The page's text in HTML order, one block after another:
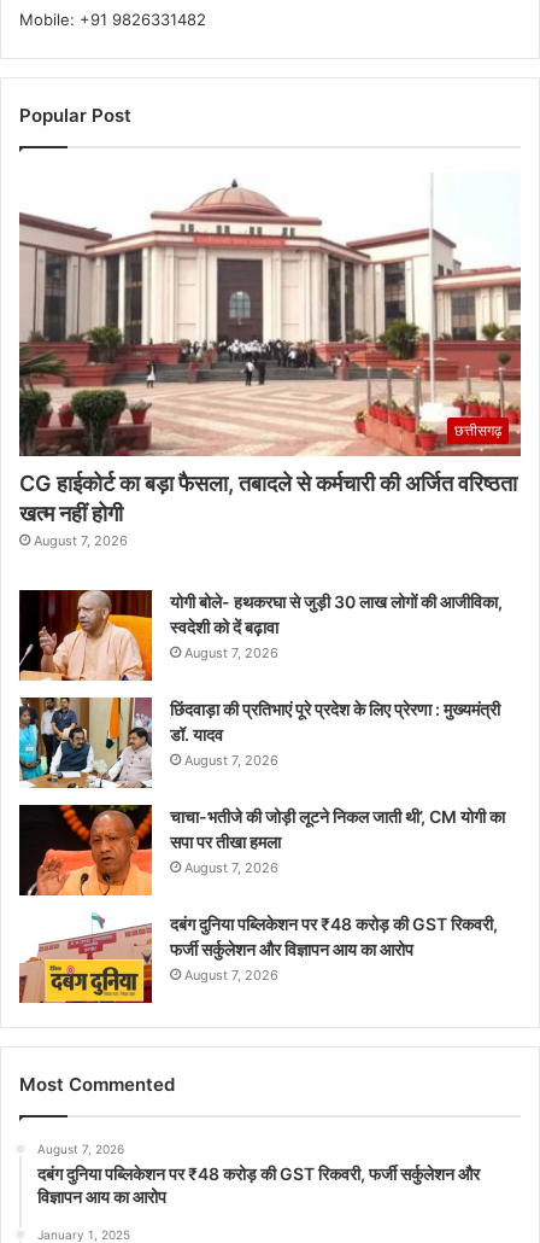
Mobile: +91 9826331482
Popular Post
छत्तीसगढ़
CG हाईकोर्ट का बड़ा फैसला, तबादले से कर्मचारी की अर्जित वरिष्ठता
खत्म नहीं होगी
August 7, 2026
योगी बोले- हथकरघा से जुड़ी 30 लाख लोगों की आजीविका,
स्वदेशी को दें बढ़ावा
August 7, 2026
छिंदवाड़ा की प्रतिभाएं पूरे प्रदेश के लिए प्रेरणा : मुख्यमंत्री
डॉ. यादव
August 7, 2026
चाचा-भतीजे की जोड़ी लूटने निकल जाती थी’, CM योगी का
सपा पर तीखा हमला
August 7, 2026
दबंग दुनिया पब्लिकेशन पर ₹48 करोड़ की GST रिकवरी,
फर्जी सर्कुलेशन और विज्ञापन आय का आरोप
August 7, 2026
Most Commented
August 7, 2026
दबंग दुनिया पब्लिकेशन पर ₹48 करोड़ की GST रिकवरी, फर्जी सर्कुलेशन और
विज्ञापन आय का आरोप
January 1, 2025